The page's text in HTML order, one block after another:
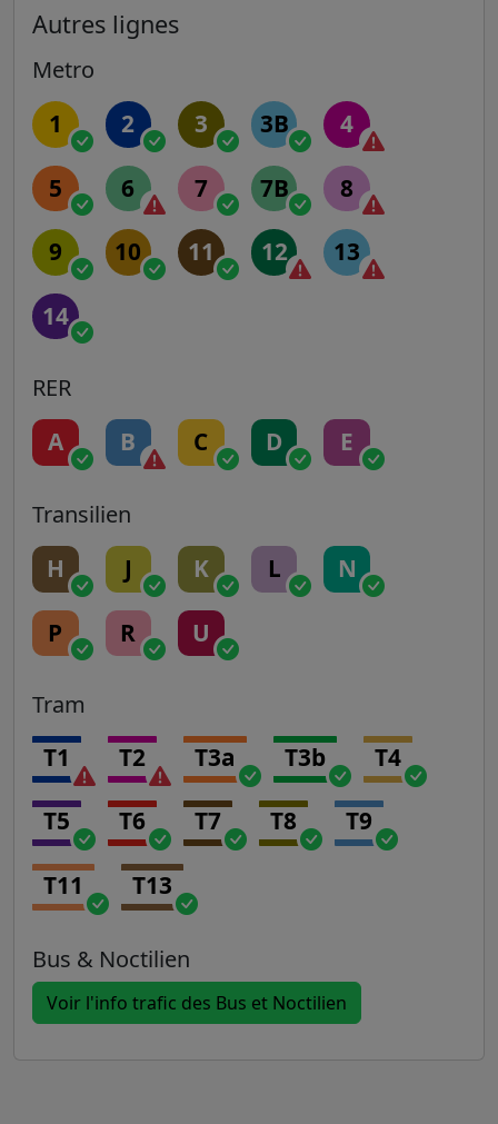
Autres lignes
Metro
1 2 3 3B 4
5 6 7 7B 8
9 10 11 12 13
14
RER
A B C D E
Transilien
H J K L N
P R U
Tram
T1 T2 T3a T3b T4
T5 T6 T7 T8 T9
T11 T13
Bus & Noctilien
Voir l'info trafic des Bus et Noctilien